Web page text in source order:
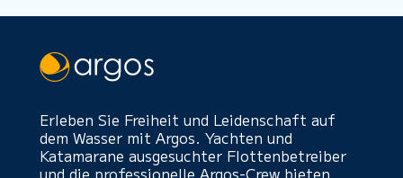
Erleben Sie Freiheit und Leidenschaft auf
dem Wasser mit Argos. Yachten und
Katamarane ausgesuchter Flottenbetreiber
und die professionelle Argos-Crew bieten